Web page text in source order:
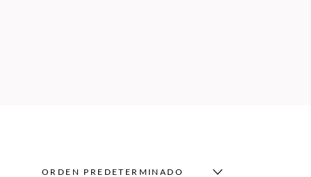
ORDEN PREDETERMINADO